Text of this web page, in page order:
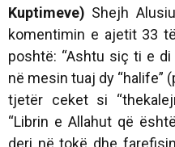
Kuptimeve) Shejh
komentimin e ajetit 33
poshtë: “Ashtu siç ti e
në mesin tuaj dy “halife”
tjetër ceket si
“Librin e Allahut që
deri në tokë dhe